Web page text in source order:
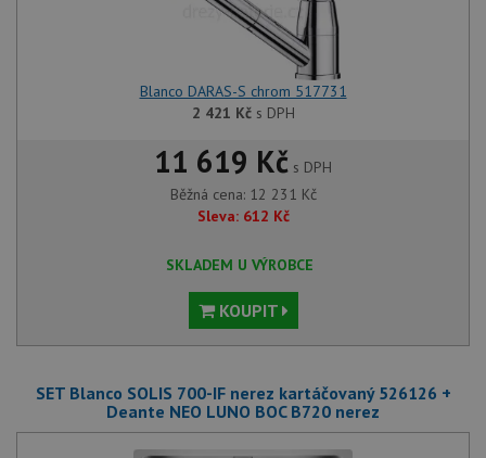
Blanco DARAS-S chrom 517731
2 421 Kčs DPH
11 619 Kč s DPH
Běžná cena: 12 231 Kč
Sleva: 612 Kč
SKLADEM U VÝROBCE
KOUPIT
SET Blanco SOLIS 700-IF nerez kartáčovaný 526126 +
Deante NEO LUNO BOC B720 nerez